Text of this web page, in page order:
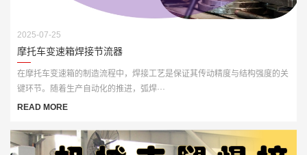
2025-07-25
摩托车变速箱焊接节流器
在摩托车变速箱的制造流程中，焊接工艺是保证其传动精度与结构强度的关
键环节。随着生产自动化的推进，弧焊···
READ MORE